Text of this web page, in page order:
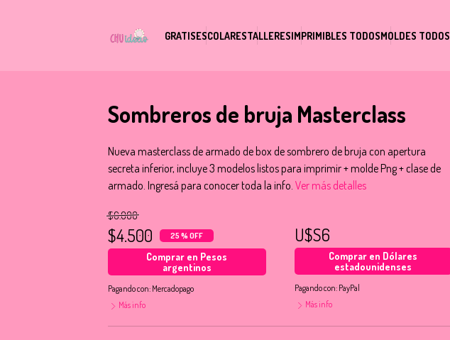
GRATISESCOLARESTALLERESIMPRIMIBLES TODOSMOLDES TODOS
Sombreros de bruja Masterclass
Nueva masterclass de armado de box de sombrero de bruja con apertura
secreta inferior, incluye 3 modelos listos para imprimir + molde Png + clase de
armado. Ingresá para conocer toda la info.Ver más detalles
$6.000
$4.500 25 % OFF
Comprar en Pesos
argentinos
Pagando con: Mercadopago
Más info
U$S6
Comprar en Dólares
estadounidenses
Pagando con: PayPal
Más info